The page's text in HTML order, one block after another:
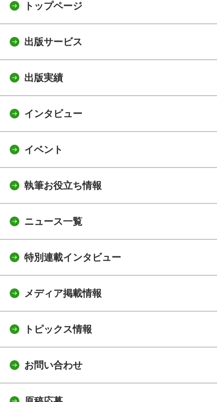
トップページ
出版サービス
出版実績
インタビュー
イベント
執筆お役立ち情報
ニュース一覧
特別連載インタビュー
メディア掲載情報
トピックス情報
お問い合わせ